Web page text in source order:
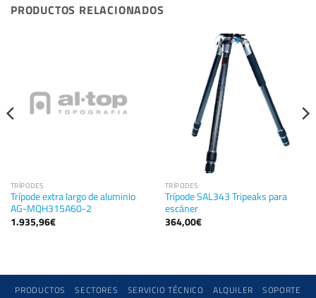
PRODUCTOS RELACIONADOS
TRÍPODES
Trípode extra largo de aluminio
AG-MQH315A60-2
1.935,96€
TRÍPODES
Trípode SAL343 Tripeaks para
escáner
364,00€
PRODUCTOS SECTORES SERVICIO TÉCNICO ALQUILER SOPORTE